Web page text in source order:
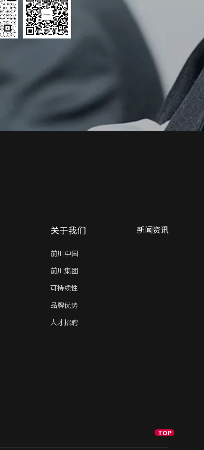
TOP
关于我们
前川中国
前川集团
可持续性
品牌优势
人才招聘
新闻资讯